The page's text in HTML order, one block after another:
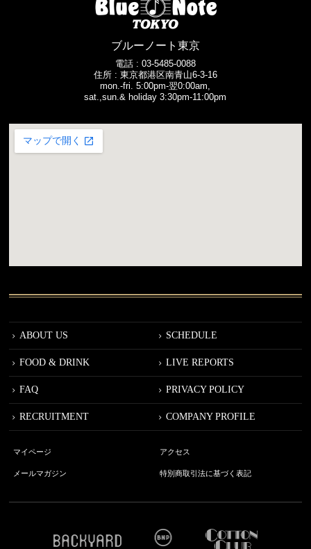
ブルーノート東京
電話 : 03-5485-0088
住所 : 東京都港区南青山6-3-16
mon.-fri. 5:00pm-翌0:00am,
sat.,sun.& holiday 3:30pm-11:00pm
ABOUT US SCHEDULE
FOOD & DRINK LIVE REPORTS
FAQ PRIVACY POLICY
RECRUITMENT COMPANY PROFILE
マイページ アクセス
メールマガジン 特別商取引法に基づく表記